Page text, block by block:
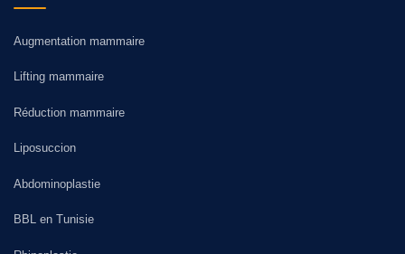
Augmentation mammaire
Lifting mammaire
Réduction mammaire
Liposuccion
Abdominoplastie
BBL en Tunisie